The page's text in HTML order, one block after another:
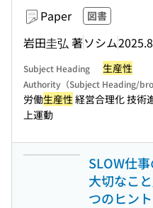
Paper 図書
岩田圭弘 著ソシム2025.8
Subject Heading 生産性
Authority（Subject Heading/
労働生産性経営合理化 技術
上運動
SLOW仕
大切なこ
つのヒント